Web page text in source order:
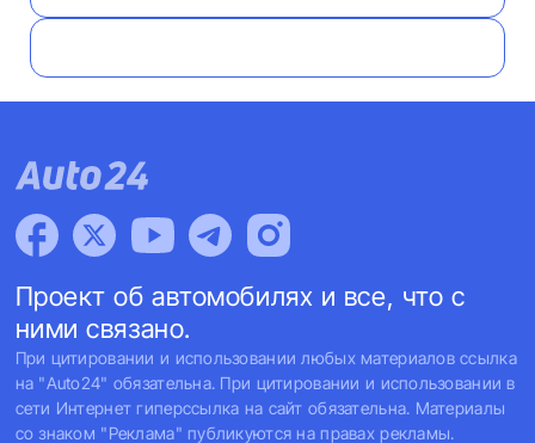
Проект об автомобилях и все, что с
ними связано.
При цитировании и использовании любых материалов ссылка
на "Auto24" обязательна. При цитировании и использовании в
сети Интернет гиперссылка на сайт обязательна. Материалы
со знаком "Реклама" публикуются на правах рекламы.